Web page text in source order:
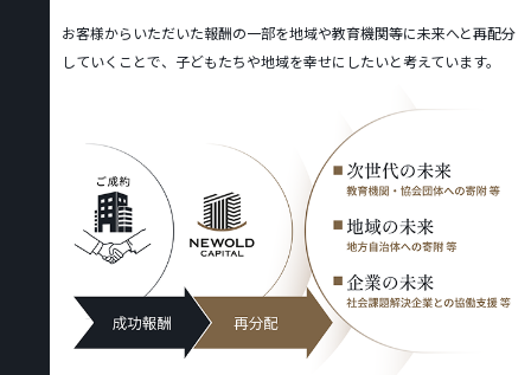
お客様からいただいた報酬の一部を地域や教育機関等に未来へと再配分
していくことで、子どもたちや地域を幸せに したいと考えています。